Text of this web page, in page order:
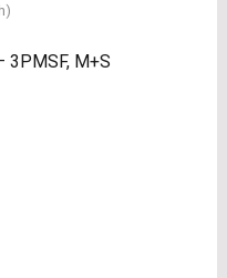
3PMSF, M+S